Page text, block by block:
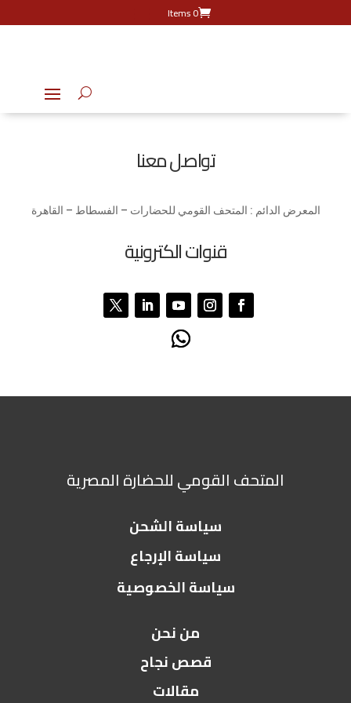
0 Items
تواصل معنا
المعرض الدائم : المتحف القومي للحضارات – الفسطاط – القاهرة
قنوات الكترونية
المتحف القومي للحضارة المصرية
سياسة الشحن
سياسة الإرجاع
سياسة الخصوصية
من نحن
قصص نجاح
مقالات